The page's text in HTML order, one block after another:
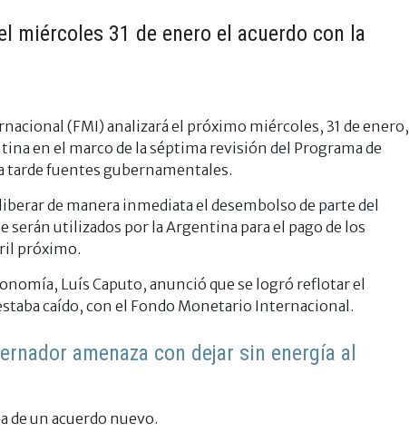
miércoles 31 de enero el acuerdo con la
(FMI) analizará el próximo miércoles, 31 de enero,
en el marco de la séptima revisión del Programa de
tarde fuentes gubernamentales.
de manera inmediata el desembolso de parte del
utilizados por la Argentina para el pago de los
próximo.
Luís Caputo, anunció que se logró reflotar el
caído, con el Fondo Monetario Internacional.
amenaza con dejar sin energía al
de un acuerdo nuevo.